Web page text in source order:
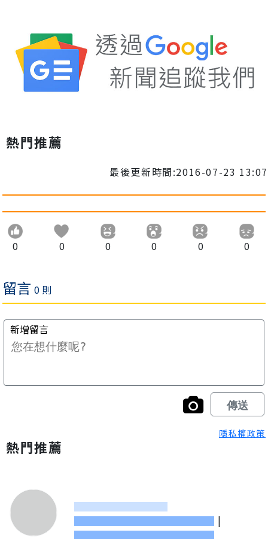
熱門推薦
最後更新時間:2016-07-23 13:07
0 0 0 0 0 0
隱私權政策
熱門推薦
|